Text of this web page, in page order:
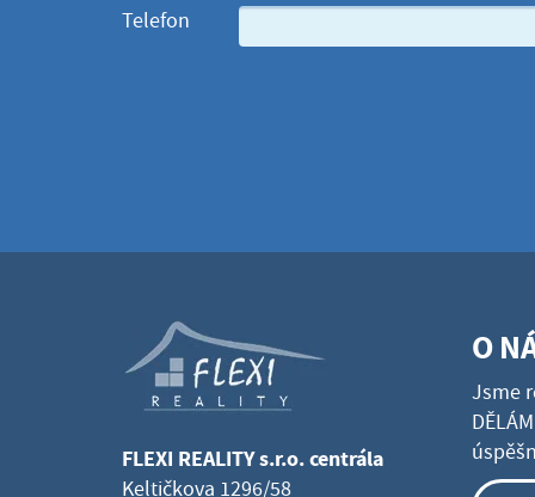
Telefon
FLEXI REALITY s.r.o. centrála
Keltičkova 1296/58
O
Jsme